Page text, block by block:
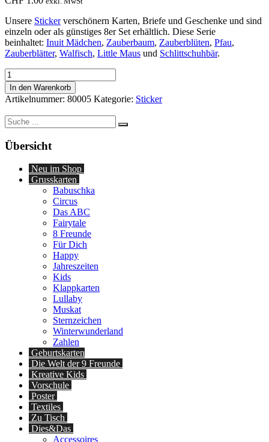
Unsere Stickerverschönern Karten, Briefe und Geschenke und sind
einzeln oder als günstiges 8er Set erhältlich. Diese Serie
beinhaltet: Inuit Mädchen, Zauberbaum, Zauberblüten, Pfau,
Zauberblätter, Walfisch, Little Maus und Schlittschuhbär.
Sticker
-
Schlittschuhbär
Menge
In den Warenkorb
Artikelnummer: 80005 Kategorie: Sticker
Suche
nach:
Übersicht
Neu im Shop
Grusskarten
Babuschka
Circus
Das ABC
Fairytale
8 Freunde
Für Dich
Happy
Jahreszeiten
Kids
Klappkarten
Lullaby
Muskat
Sternzeichen
Winterwunderland
Zahlen
Geburtskarten
Die Welt der 9 Freunde
Kreative Kids
Vorschule
Poster
Textiles
Zu Tisch
Dies&Das
Accessoires